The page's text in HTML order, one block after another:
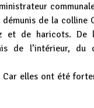
de la colline
et de haricots.
de l’intérieur, du
Car elles ont été